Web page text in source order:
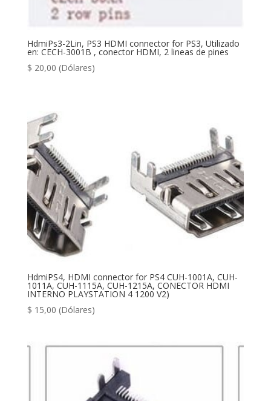
HdmiPs3-2Lin, PS3 HDMI connector for PS3, Utilizado
en: CECH-3001B , conector HDMI, 2 lineas de pines
$ 20,00 (Dólares)
HdmiPS4, HDMI connector for PS4 CUH-1001A, CUH-
1011A, CUH-1115A, CUH-1215A, CONECTOR HDMI
INTERNO PLAYSTATION 4 1200 V2)
$ 15,00 (Dólares)